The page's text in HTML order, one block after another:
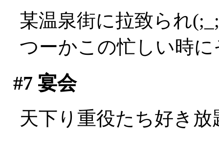
某温泉街に拉致られ
つーかこの忙しい時
#7 宴会
天下り重役たち好き